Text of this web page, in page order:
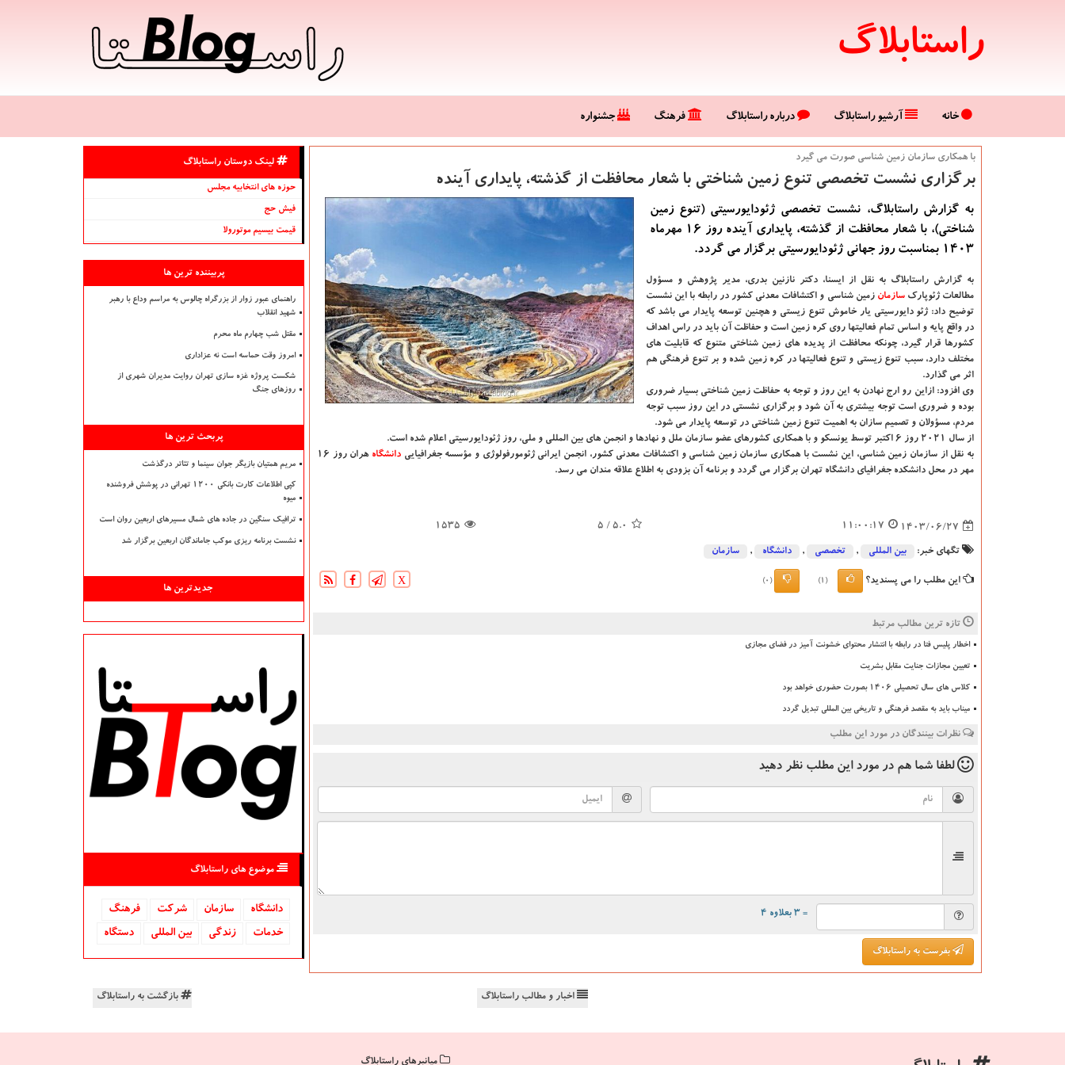
راستابلاگ
خانه آرشیو راستابلاگ درباره راستابلاگ فرهنگ جشنواره
با همكاری سازمان زمین شناسی صورت می گیرد
برگزاری نشست تخصصی تنوع زمین شناختی با شعار محافظت از گذشته، پایداری آینده
به گزارش راستابلاگ، نشست تخصصی ژئودایورسیتی (تنوع زمین
شناختی)، با شعار محافظت از گذشته، پایداری آینده روز ۱۶ مهرماه
۱۴۰۳ بمناسبت روز جهانی ژئودایورسیتی برگزار می گردد.
به گزارش راستابلاگ به نقل از ایسنا،دکتر نازنین بدری، مدیر پژوهش و مسؤول
مطالعات ژئوپارکسازمان زمین شناسی و اکتشافات معدنی کشور در رابطه با این نشست
توضیح داد: ژئو دایورسیتی یار خاموش تنوع زیستی و هچنین توسعه پایدار می باشد که
در واقع پایه و اساس تمام فعالیتها روی کره زمین است و حفاظت آن باید در راس اهداف
کشورها قرار گیرد، چونکه محافظت از پدیده های زمین شناختی متنوع که قابلیت های
مختلف دارد، سبب تنوع زیستی و تنوع فعالیتها در کره زمین شده و بر تنوع فرهنگی هم
اثر می گذارد.
وی افزود: ازاین رو ارج نهادن به این روز و توجه به حفاظت زمین شناختی بسیار ضروری
بوده و ضروری است توجه بیشتری به آن شود و برگزاری نشستی در این روز سبب توجه
مردم، مسؤولان و تصمیم سازان به اهمیت تنوع زمین شناختی در توسعه پایدار می شود.
از سال ۲۰۲۱ روز ۶ اکتبر توسط یونسکو و با همکاری کشورهای عضو سازمان ملل و نهادها و انجمن های بین المللی و ملی، روز ژئودایورسیتی اعلام شده است.
به نقل از سازمان زمین شناسی، این نشست با همکاری سازمان زمین شناسی و اکتشافات معدنی کشور، انجمن ایرانی ژئومورفولوژی و مؤسسه جغرافیاییدانشگاه‌
هران روز ۱۶
مهر در محل دانشکده جغرافیای دانشگاه تهران برگزار می گردد و برنامه آن بزودی به اطلاع علاقه مندان می رسد.
1403/06/27
11:00:17
5.0
/ 5
1535
تگهای خبر: بین المللی , تخصصی , دانشگاه‌ , سازمان
این مطلب را می پسندید؟ (1)
(0)
X
تازه ترین مطالب مرتبط
اخطار پلیس فتا در رابطه با انتشار محتوای خشونت آمیز در فضای مجازی
تعیین مجازات جنایت مقابل بشریت
کلاس های سال تحصیلی ۱۴۰۶ بصورت حضوری خواهد بود
میناب باید به مقصد فرهنگی و تاریخی بین المللی تبدیل گردد
نظرات بینندگان در مورد این مطلب
لطفا شما هم در مورد این مطلب نظر دهید
= ۳ بعلاوه ۴
بفرست به راستابلاگ
لینک دوستان راستابلاگ
حوزه های انتخابیه مجلس
فیش حج
قیمت بیسیم موتورولا
پربیننده ترین ها
راهنمای عبور زوار از بزرگراه چالوس به مراسم وداع با رهبر
شهید انقلاب
مقتل شب چهارم ماه محرم
امروز وقت حماسه است نه عزاداری
شکست پروژه غزه سازی تهران روایت مدیران شهری از
روزهای جنگ
پربحث ترین ها
مریم همتیان بازیگر جوان سینما و تئاتر درگذشت
کپی اطلاعات کارت بانکی ۱۲۰۰ تهرانی در پوشش فروشنده
میوه
ترافیک سنگین در جاده های شمال مسیرهای اربعین روان است
نشست برنامه ریزی موکب جاماندگان اربعین برگزار شد
جدیدترین ها
موضوع های راستابلاگ
دانشگاه‌ سازمان شركت
فرهنگ
خدمات
زندگی بین المللی دستگاه
اخبار و مطالب راستابلاگ بازگشت به راستابلاگ
میانبرهای راستابلاگ